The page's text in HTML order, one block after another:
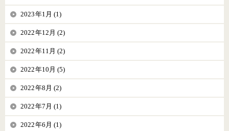
2023年1月 (1)
2022年12月 (2)
2022年11月 (2)
2022年10月 (5)
2022年8月 (2)
2022年7月 (1)
2022年6月 (1)